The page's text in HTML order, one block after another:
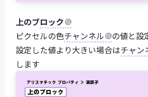
上のブロック
ピクセルの色チャンネル
の値と設
設定した値より大きい場合はチャン
します